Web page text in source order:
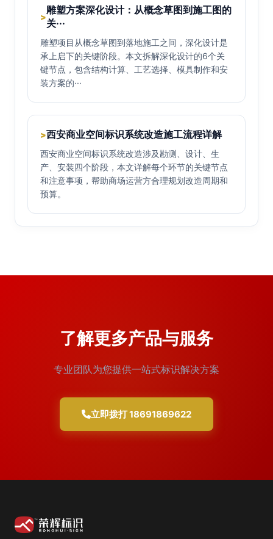
>
雕塑方案深化设计：从概念草图到施工图的
关···
雕塑项目从概念草图到落地施工之间，深化设计是
承上启下的关键阶段。本文拆解深化设计的6个关
键节点，包含结构计算、工艺选择、模具制作和安
装方案的···
>西安商业空间标识系统改造施工流程详解
西安商业空间标识系统改造涉及勘测、设计、生
产、安装四个阶段，本文详解每个环节的关键节点
和注意事项，帮助商场运营方合理规划改造周期和
预算。
了解更多产品与服务
专业团队为您提供一站式标识解决方案
立即拨打 18691869622